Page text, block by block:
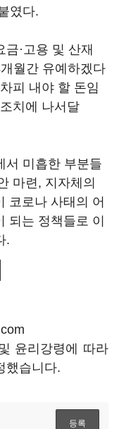
였다.
·고용 및 산재
월간 유예하겠다
피 내야 할 돈임
치에 나서달
서 미흡한 부분들
마련, 지자체의
코로나 사태의 어
되는 정책들로 이
.
윤리강령에 따라
했습니다.